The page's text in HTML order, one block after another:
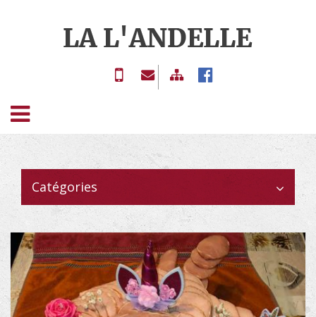
02 77
59
contact@boucherie-
ET
CHARCUTERIE
TRAITEUR
GALERIE
LIVRE
D'OR
Catégories